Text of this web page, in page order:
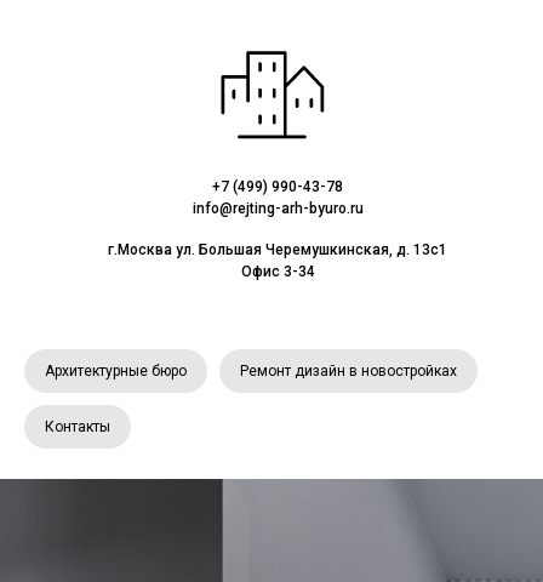
+7 (499) 990-43-78
info@rejting-arh-byuro.ru
г.Москва ул. Большая Черемушкинская, д. 13с1
Офис 3-34
Архитектурные бюро Ремонт дизайн в новостройках
Контакты